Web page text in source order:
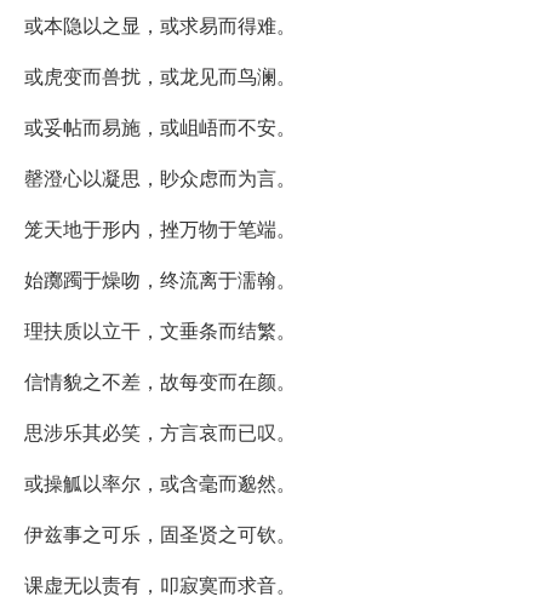
或本隐以之显，或求易而得难。
或虎变而兽扰，或龙见而鸟澜。
或妥帖而易施，或岨峿而不安。
罄澄心以凝思，眇众虑而为言。
笼天地于形内，挫万物于笔端。
始躑躅于燥吻，终流离于濡翰。
理扶质以立干，文垂条而结繁。
信情貌之不差，故每变而在颜。
思涉乐其必笑，方言哀而已叹。
或操觚以率尔，或含毫而邈然。
伊兹事之可乐，固圣贤之可钦。
课虚无以责有，叩寂寞而求音。